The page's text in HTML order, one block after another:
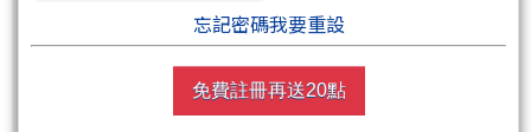
週五盤後六日限定！點數加贈2%！
買點數
忘記密碼我要重設
免費註冊再送20點